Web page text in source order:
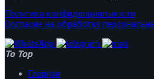
Политика конфиденциальности
Согласие на обработку
To Top
Главная